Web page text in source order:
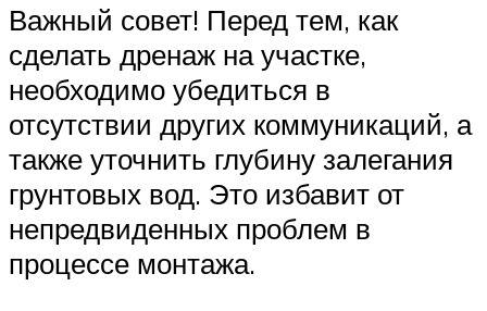
Важный совет! Перед тем, как
сделать дренаж на участке,
необходимо убедиться в
отсутствии других коммуникаций, а
также уточнить глубину залегания
грунтовых вод. Это избавит от
непредвиденных проблем в
процессе монтажа.